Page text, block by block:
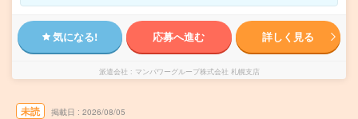
気になる! 応募へ進む 詳しく見る
派遣会社 マンパワーグループ株式会社 札幌支店
未読 掲載日 2026/08/05